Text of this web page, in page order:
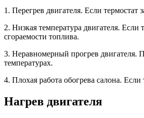
1. Перегрев двигателя. Если
2. Низкая температура двигателя.
сгораемости топлива.
3. Неравномерный прогрев двигателя.
температурах.
4. Плохая работа обогрева салона.
Нагрев двигателя